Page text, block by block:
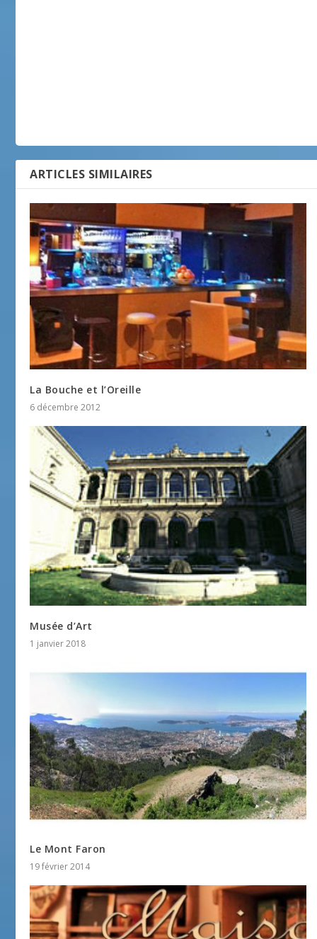
ARTICLES SIMILAIRES
La Bouche et l’Oreille
6 décembre 2012
Musée d’Art
1 janvier 2018
Le Mont Faron
19 février 2014